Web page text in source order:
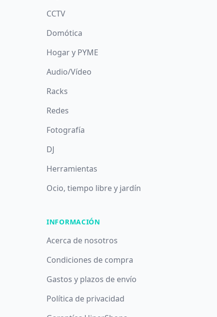
CCTV
Domótica
Hogar y PYME
Audio/Vídeo
Racks
Redes
Fotografía
DJ
Herramientas
Ocio, tiempo libre y jardín
INFORMACIÓN
Acerca de nosotros
Condiciones de compra
Gastos y plazos de envío
Política de privacidad